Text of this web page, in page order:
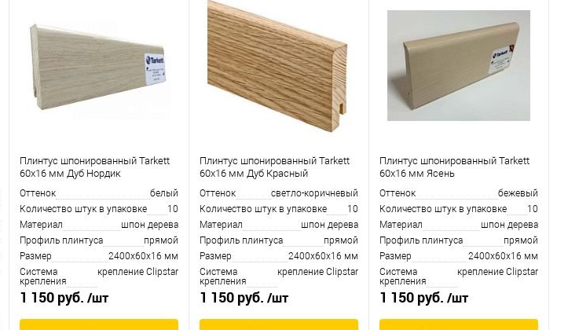
Плинтус шпонированный Tarkett
60x16 мм Дуб Нордик
Оттенок
белый
Количество штук в упаковке
10
Материал
шпон дерева
Профиль плинтуса
прямой
Размер
2400х60х16 мм
Система
крепления
крепление Clipstar
1 150 руб. /шт
Плинтус шпонированный Tarkett
60x16 мм Дуб Красный
Оттенок
светло-коричневый
Количество штук в упаковке
10
Материал
шпон дерева
Профиль плинтуса
прямой
Размер
2400х60х16 мм
Система
крепления
крепление Clipstar
1 150 руб. /шт
Плинтус шпонированный Tarkett
60x16 мм Ясень
Оттенок
бежевый
Количество штук в упаковке
10
Материал
шпон дерева
Профиль плинтуса
прямой
Размер
2400х60х16 мм
Система
крепления
крепление Clipstar
1 150 руб. /шт